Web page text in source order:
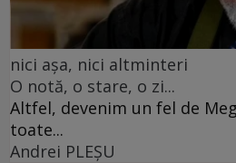
nici așa, nici altminteri
O notă, o stare, o zi...
Altfel, devenim un fel de
toate...
Andrei PLEŞU